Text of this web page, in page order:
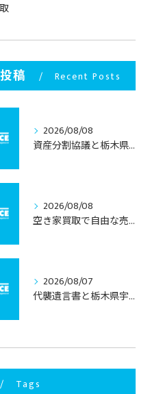
稿 Recent Posts
2026/08/08
資産分割協議と栃木県宇都宮市で不動産相続を円滑に進めるための実践ポイント
2026/08/08
空き家買取で自由な売却を叶える栃木県宇都宮市の手間いらずガイド
2026/08/07
代襲遺言書と栃木県宇都宮市での不動産相続を安心して進めるための実務ガイド
Tags